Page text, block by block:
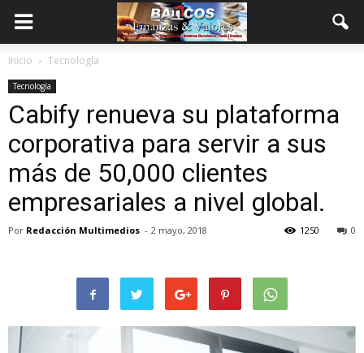
Inicio Tecnología
Tecnología
Cabify renueva su plataforma
corporativa para servir a sus
más de 50,000 clientes
empresariales a nivel global.
Por Redacción Multimedios - 2 mayo, 2018 0
1250